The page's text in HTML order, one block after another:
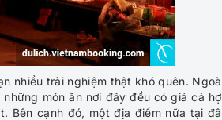
nhiều trải nghiệm thật khó quên.
món ăn nơi đây đều có giá cả
Bên cạnh đó, một địa điểm nữa tại